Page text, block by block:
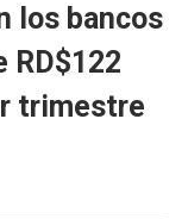
los bancos
RD$122
trimestre